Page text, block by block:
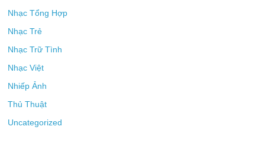
Nhạc Tổng Hợp
Nhạc Trẻ
Nhạc Trữ Tình
Nhạc Việt
Nhiếp Ảnh
Thủ Thuật
Uncategorized